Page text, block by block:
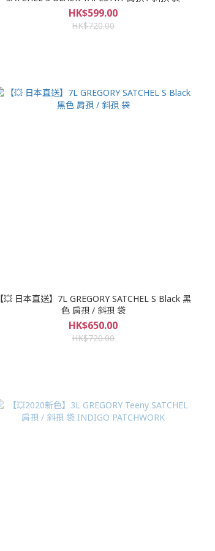
HK$599.00
HK$720.00
【💥 日本直送】7L GREGORY SATCHEL S Black 黑
色 肩孭 / 斜孭 袋
HK$650.00
HK$720.00